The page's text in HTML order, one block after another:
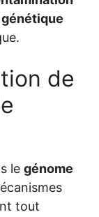
de
le génome
tout